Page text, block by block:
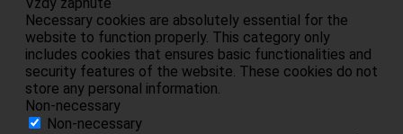
Vždy zapnuté
Necessary cookies are absolutely essential for the
website to function properly. This category only
includes cookies that ensures basic functionalities and
security features of the website. These cookies do not
store any personal information.
Non-necessary
Non-necessary